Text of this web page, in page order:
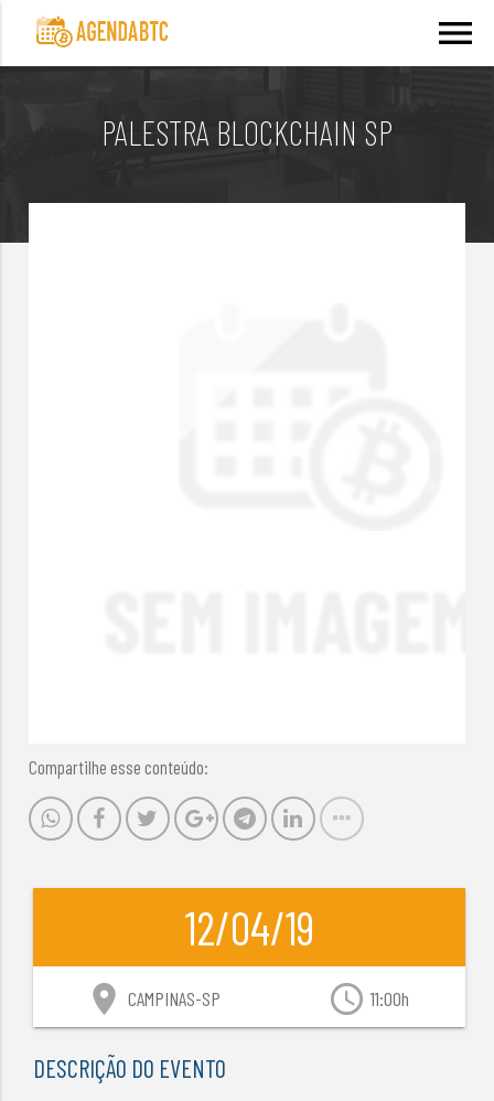
menu
PALESTRA BLOCKCHAIN SP
Compartilhe esse conteúdo:
12/04/19
access_time 11:00h
location_on CAMPINAS-SP
DESCRIÇÃO DO EVENTO